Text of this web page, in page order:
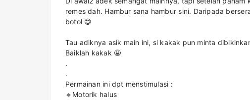
remes dah. Hambur sana hambur sini. Daripada
botol 😅
Tau adiknya asik main ini, si kakak pun minta
Baiklah kakak 😬
.
.
Permainan ini dpt menstimulasi :
🔹Motorik halus